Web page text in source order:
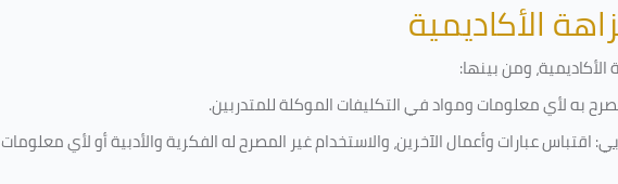
الأكاديمية
ومن بينها:
به لأي معلومات ومواد في التكليفاتالموكلة للمتدربين.
: اقتباس عبارات وأعمال الآخرين، والاستخدام غير المصرح له الفكرية والأدبية أو لأي